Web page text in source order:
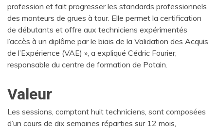
profession et fait progresser les standards professionnels
des monteurs de grues à tour. Elle permet la certification
de débutants et offre aux techniciens expérimentés
l’accès à un diplôme par le biais de la Validation des Acquis
de l’Expérience (VAE) », a expliqué Cédric Fourier,
responsable du centre de formation de Potain.
Valeur
Les sessions, comptant huit techniciens, sont composées
d’un cours de dix semaines réparties sur 12 mois,